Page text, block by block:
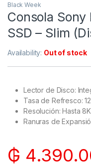
Black Week
Consola Sony
SSD – Slim
Availability: Out of stock
Lector de Disco:
Tasa de Refresco:
Resolución: Hasta
Ranuras de
₲